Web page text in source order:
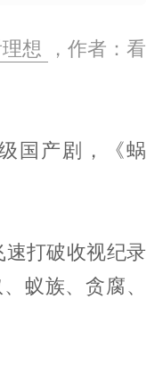
想
，作者：看
国产剧，《蜗
打破收视纪录
蚁族、贪腐、